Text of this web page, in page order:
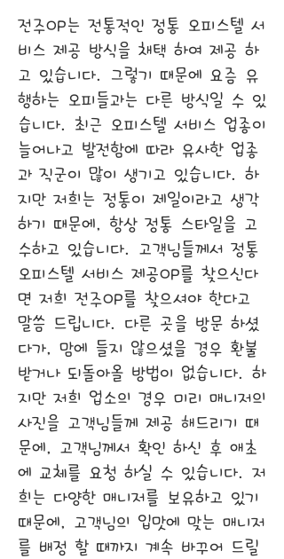
전주OP는 전통적인 정통 오피스텔 서
비스 제공 방식을 채택 하여 제공 하
고 있습니다. 그렇기 때문에 요즘 유
행하는 오피들과는 다른 방식일 수 있
습니다. 최근 오피스텔 서비스 업종이
늘어나고 발전함에 따라 유사한 업종
과 직군이 많이 생기고 있습니다. 하
지만 저희는 정통이 제일이라고 생각
하기 때문에, 항상 정통 스타일을 고
수하고 있습니다. 고객님들께서 정통
오피스텔 서비스 제공OP를 찾으신다
면 저희 전주OP를 찾으셔야 한다고
말씀 드립니다. 다른 곳을 방문 하셨
다가, 맘에 들지 않으셨을 경우 환불
받거나 되돌아올 방법이 없습니다. 하
지만 저희 업소의 경우 미리 매니저의
사진을 고객님들께 제공 해드리기 때
문에, 고객님께서 확인 하신 후 애초
에 교체를 요청 하실 수 있습니다. 저
희는 다양한 매니저를 보유하고 있기
때문에, 고객님의 입맛에 맞는 매니저
를 배정 할 때까지 계속 바꾸어 드릴